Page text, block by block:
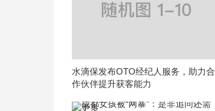
水滴保发布OTO经纪人服务，助力合
作伙伴提升获客能力